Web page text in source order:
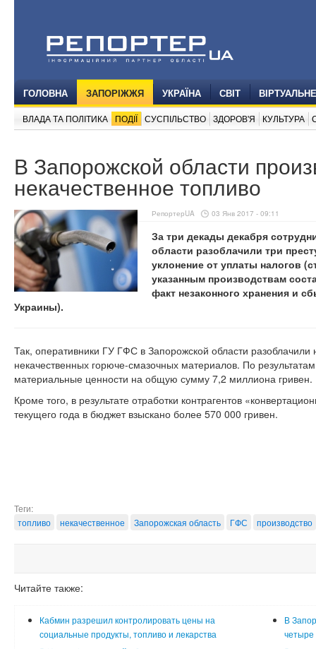
ГОЛОВНА ЗАПОРІЖЖЯ УКРАЇНА СВІТ
ВЛАДА ТА ПОЛІТИКА ПОДІЇ СУСПІЛЬСТВО ЗДОРОВ'Я КУЛЬТУРА
В Запорожской области
некачественное топливо
РепортерUA 03 Янв 2017 - 09:11
За три декады декабря
области разоблачили три
уклонение от уплаты налогов
указанным производствам
факт незаконного хранения и
Украины).
Так, оперативники ГУ ГФС в Запорожской области разоблачили
некачественных горюче-смазочных материалов. По
материальные ценности на общую сумму 7,2 миллиона гривен.
Кроме того, в результате отработки контрагентов
текущего года в бюджет взыскано более 570 000 гривен.
Теги:
топливо
некачественное Запорожская область ГФС производство
Читайте также:
Кабмин разрешил контролировать цены на
социальные продукты, топливо и лекарства
В